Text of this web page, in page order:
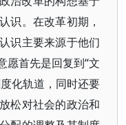
识。在改革初期，
识主要来源于他们
愿首先是回复到“文
化轨道，同时还要
松对社会的政治和